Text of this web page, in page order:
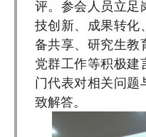
评。参会人员立足
技创新、成果转化
备共享、研究生教
党群工作等积极建
门代表对相关问题
致解答。